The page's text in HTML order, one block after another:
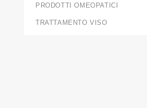
PRODOTTI OMEOPATICI
TRATTAMENTO VISO